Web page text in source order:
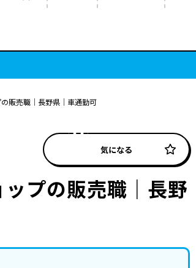
販売職｜長野県｜車通勤可
気になる
プの販売職｜長野